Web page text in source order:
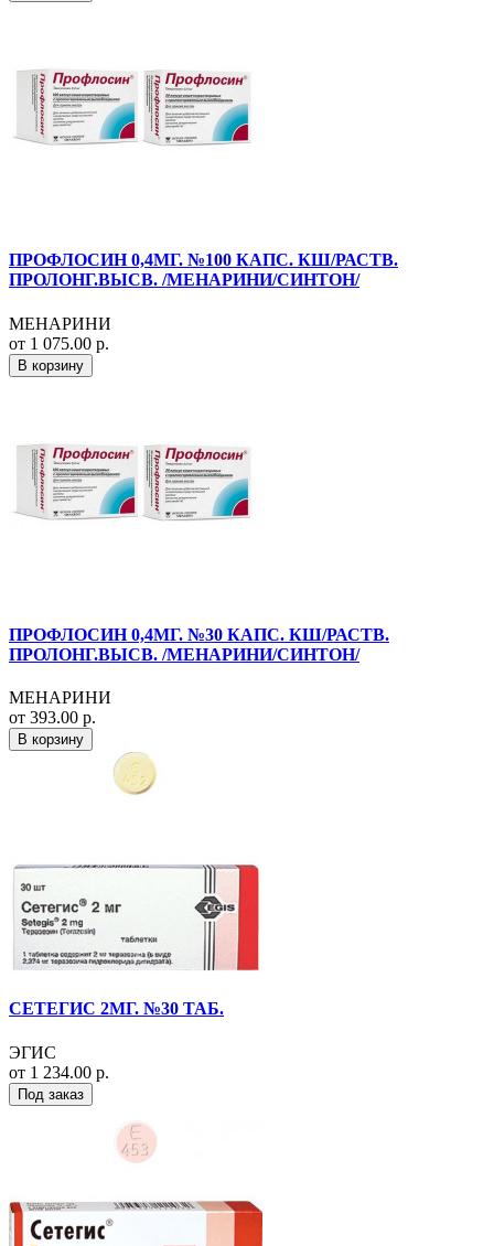
ПРОФЛОСИН 0,4МГ. №100 КАПС. КШ/РАСТВ.
ПРОЛОНГ.ВЫСВ. /МЕНАРИНИ/СИНТОН/
МЕНАРИНИ
от 1 075.00 р.
В корзину
ПРОФЛОСИН 0,4МГ. №30 КАПС. КШ/РАСТВ.
ПРОЛОНГ.ВЫСВ. /МЕНАРИНИ/СИНТОН/
МЕНАРИНИ
от 393.00 р.
В корзину
СЕТЕГИС 2МГ. №30 ТАБ.
ЭГИС
от 1 234.00 р.
Под заказ